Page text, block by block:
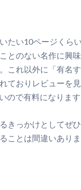
たい10ページくら
とのない名作に興
これ以外に「有名
ておりレビューを
ので有料になりま
きっかけとしてぜ
ことは間違いありま